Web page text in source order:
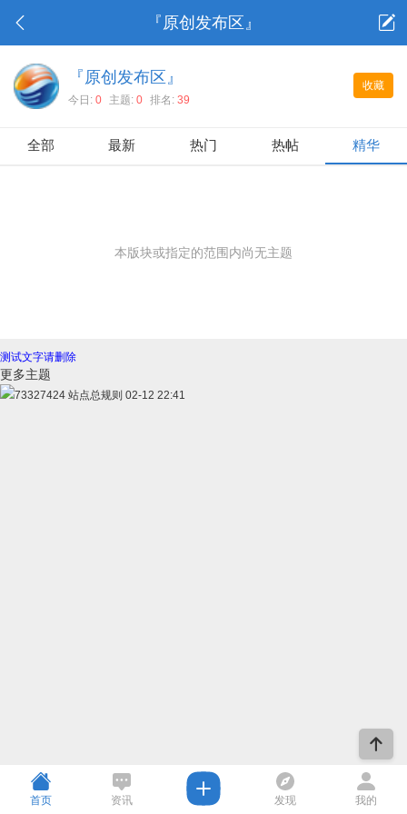
『原创发布区』
收藏
『原创发布区』
今日: 0 主题: 0 排名: 39
全部 最新 热门 热帖 精华
本版块或指定的范围内尚无主题
测试文字请删除
更多主题
73327424 站点总规则 02-12 22:41
首页 资讯 发现 我的